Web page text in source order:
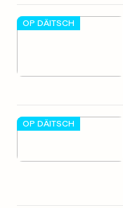
OP DÄITSCH
OP DÄITSCH